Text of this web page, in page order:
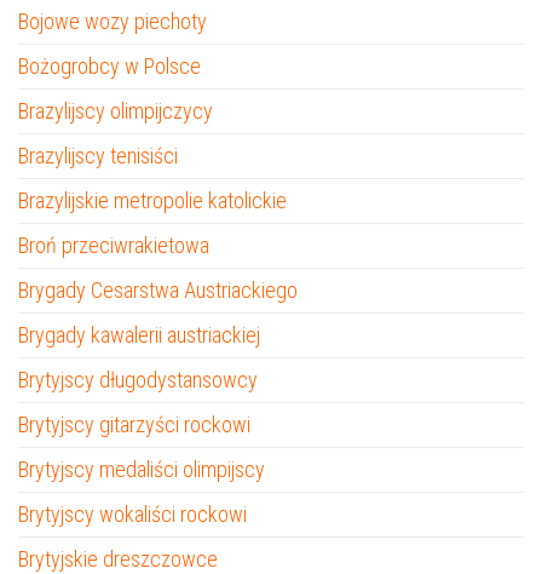
Bojowe wozy piechoty
Bożogrobcy w Polsce
Brazylijscy olimpijczycy
Brazylijscy tenisiści
Brazylijskie metropolie katolickie
Broń przeciwrakietowa
Brygady Cesarstwa Austriackiego
Brygady kawalerii austriackiej
Brytyjscy długodystansowcy
Brytyjscy gitarzyści rockowi
Brytyjscy medaliści olimpijscy
Brytyjscy wokaliści rockowi
Brytyjskie dreszczowce